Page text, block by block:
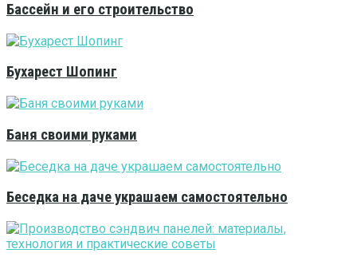
Бассейн и его строительство
Бухарест Шопинг
Баня своими руками
Беседка на даче украшаем самостоятельно